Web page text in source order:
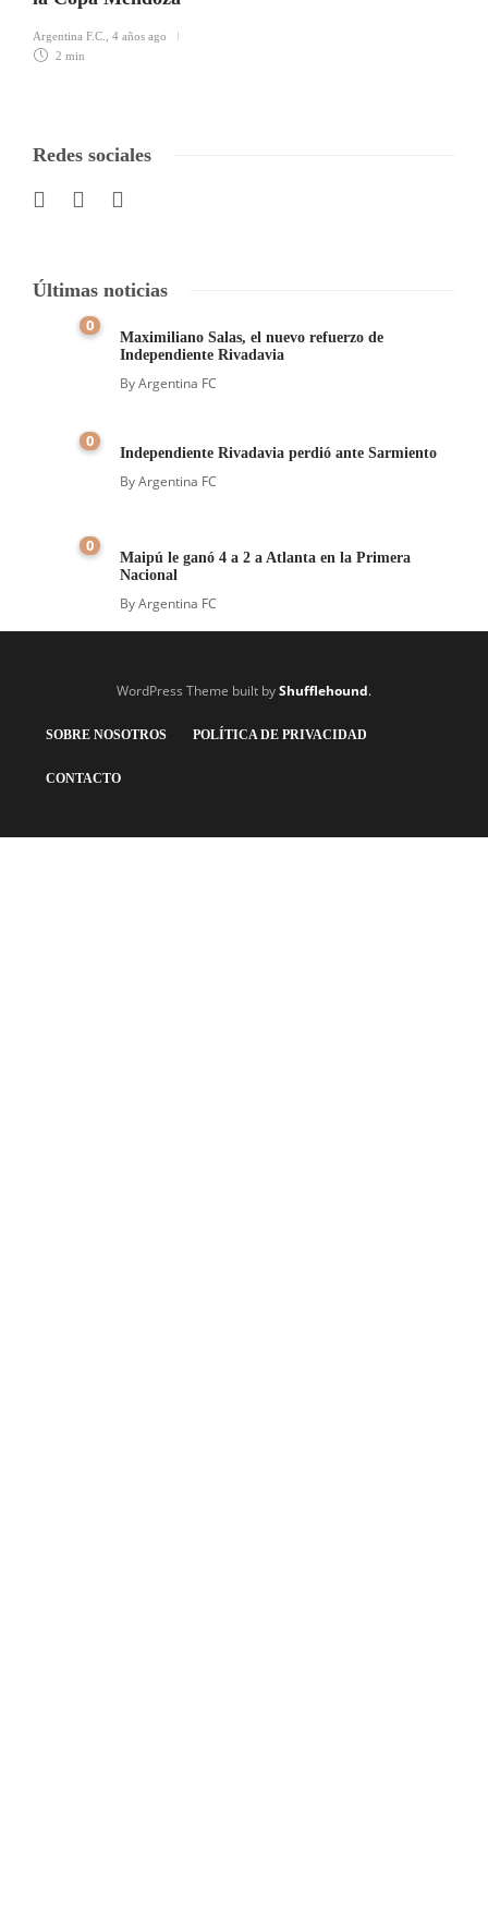
Argentina F.C.
4 años ago
2 min
Redes sociales
Últimas noticias
0
Maximiliano Salas, el nuevo refuerzo de
Independiente Rivadavia
ByArgentina FC
0
Independiente Rivadavia perdió ante Sarmiento
ByArgentina FC
0
Maipú le ganó 4 a 2 a Atlanta en la Primera
Nacional
ByArgentina FC
WordPress Theme built byShufflehound.
SOBRE NOSOTROS POLÍTICA DE PRIVACIDAD
CONTACTO